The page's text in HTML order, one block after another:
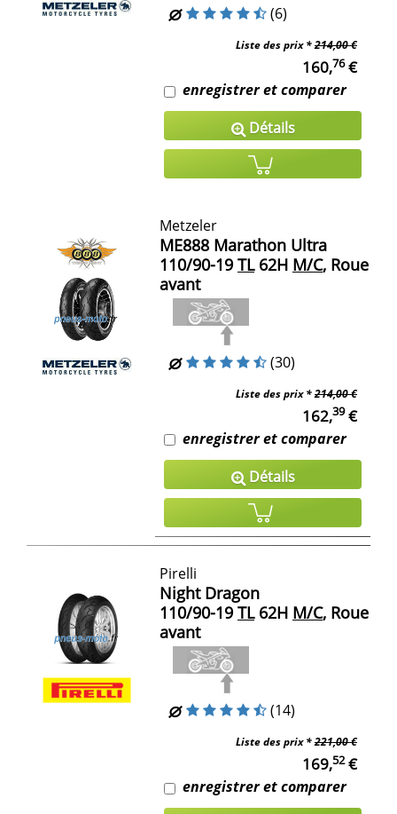
(6)
Liste des prix *214,00 €
160,76€
enregistrer et comparer
Détails
Metzeler
ME888 Marathon Ultra
110/90-19 TL62H M/C, Roue
avant
(30)
Liste des prix *214,00 €
162,39€
enregistrer et comparer
Détails
Pirelli
Night Dragon
110/90-19 TL62H M/C, Roue
avant
(14)
Liste des prix *221,00 €
169,52€
enregistrer et comparer